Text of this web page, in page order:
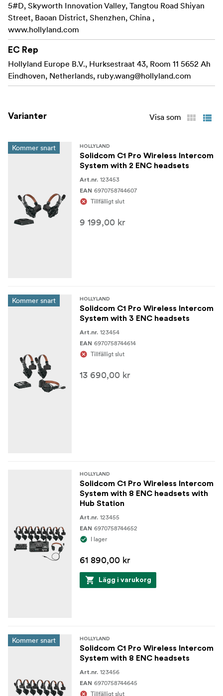
350m (1,100ft) pålitlig räckvidd
DECT 6.0-förbättrad stabilitet
Ultra-lång varaktighet
Ökad bärbarhet och hållbarhet
Bakåtkompatibilitet
Kaskadkoppling med tre system
ANNOUNCE-funktion
Specifikationer:
Överföringsområde
Modulationsläge
Mottagningskänslighet
<-90dBm
Batterikapacitet
700mAh (2.66Wh)
ENC OFF: 150Hz-7kHz (fluktuationsområde: ±6dB) ENC
ON: 150Hz-7kHz (fluktuationsområde: ±10dB)
Signal-till-brusförhållande
71±2dB@94dBSPL,1kHz
5#D, Skyworth Innovation Valley, Tangtou Road Shiyan
Street, Baoan District, Shenzhen, China ,
www.hollyland.com
EC Rep
Hollyland Europe B.V., Hurksestraat 43, Room 11 5652 Ah
Eindhoven, Netherlands, ruby.wang@hollyland.com
Varianter Visa som
Kommer snart HOLLYLAND
Solidcom C1 Pro Wireless Intercom
System with 2 ENC headsets
Art.nr. 123453
EAN 6970758744607
Tillfälligt slut
9 199,00 kr
Kommer snart HOLLYLAND
Solidcom C1 Pro Wireless Intercom
System with 3 ENC headsets
Art.nr. 123454
EAN 6970758744614
Tillfälligt slut
13 690,00 kr
HOLLYLAND
Solidcom C1 Pro Wireless Intercom
System with 8 ENC headsets with
Hub Station
Art.nr. 123455
EAN 6970758744652
I lager
61 890,00 kr
Lägg i varukorg
Kommer snart HOLLYLAND
Solidcom C1 Pro Wireless Intercom
System with 8 ENC headsets
Art.nr. 123456
EAN 6970758744645
Tillfälligt slut